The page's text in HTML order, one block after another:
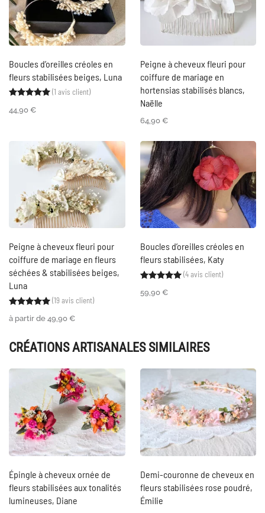
Boucles d’oreilles créoles en
fleurs stabilisées beiges, Luna
Noté 5.00sur 5 basé sur
1 notation client
(1 avis client)
44,90 €
Peigne à cheveux fleuri pour
coiffure de mariage en
hortensias stabilisés blancs,
Naëlle
64,90 €
Peigne à cheveux fleuri pour
coiffure de mariage en fleurs
séchées & stabilisées beiges,
Luna
Noté5.00sur 5 basé sur
19
(19avis client)
à partir de 49,90 €
Boucles d’oreilles créoles en
fleurs stabilisées, Katy
Noté5.00sur 5
4
(4avis client)
59,90 €
CRÉATIONS ARTISANALES SIMILAIRES
Épingle à cheveux ornée de
fleurs stabilisées aux tonalités
lumineuses, Diane
Demi-couronne de cheveux en
fleurs stabilisées rose poudré,
Émilie